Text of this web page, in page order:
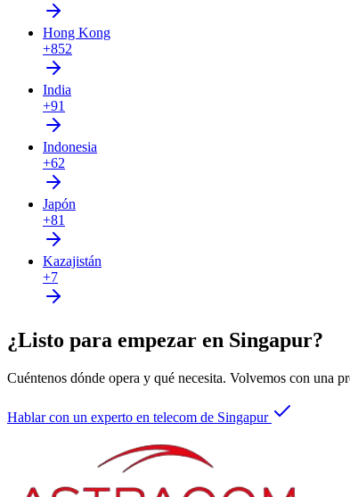
Hong Kong
+852
India
+91
Indonesia
+62
Japón
+81
Kazajistán
+7
¿Listo para empezar en Singapur?
Cuéntenos dónde opera y qué necesita. Volvemos con una
Hablar con un experto en telecom de Singapur